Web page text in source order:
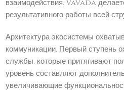
взаимодействия. vavada
результативного работы всей
Архитектура экосистемы
коммуникации. Первый ступень
службы, которые притягивают
уровень составляют
увеличивающие